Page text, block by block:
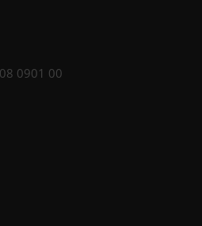
0901 00